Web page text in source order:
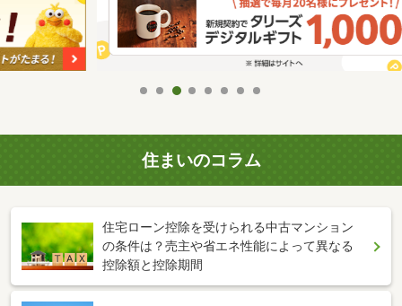
住まいのコラム
住宅ローン控除を受けられる中古マンション
の条件は？売主や省エネ性能によって異なる
控除額と控除期間